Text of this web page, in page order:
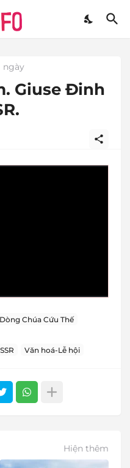
ngày
Giuse Đinh
Dòng Chúa Cứu Thế
Văn hoá-Lễ hội
Hiện thêm